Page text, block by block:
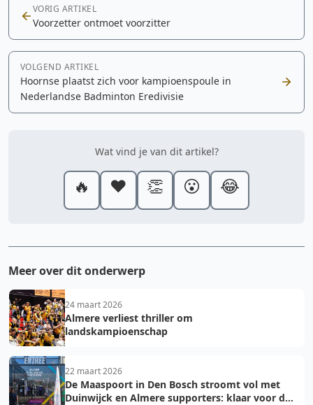
VORIG ARTIKEL
Voorzetter ontmoet voorzitter
VOLGEND ARTIKEL
Hoornse plaatst zich voor kampioenspoule in
Nederlandse Badminton Eredivisie
Wat vind je van dit artikel?
🔥 ❤️ 👏 😮 😂
Meer over dit onderwerp
24 maart 2026
Almere verliest thriller om
landskampioenschap
22 maart 2026
De Maaspoort in Den Bosch stroomt vol met
Duinwijck en Almere supporters: klaar voor de